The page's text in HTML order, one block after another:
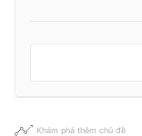
Khám phá thêm chủ đề